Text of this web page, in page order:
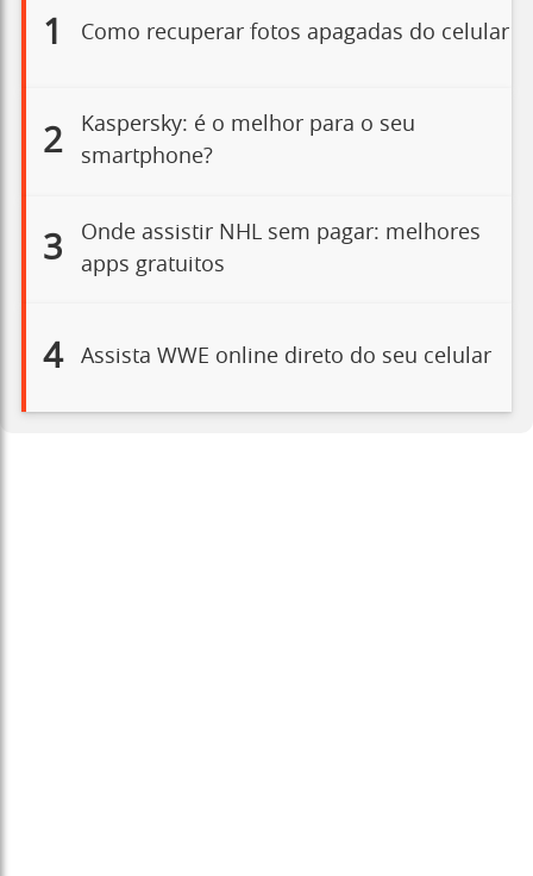
1 Como recuperar fotos apagadas do celular
2
Kaspersky: é o melhor para o seu
smartphone?
3
Onde assistir NHL sem pagar: melhores
apps gratuitos
4 Assista WWE online direto do seu celular